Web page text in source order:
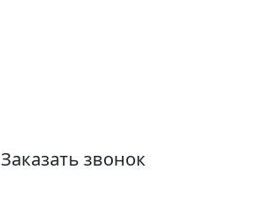
Заказать звонок